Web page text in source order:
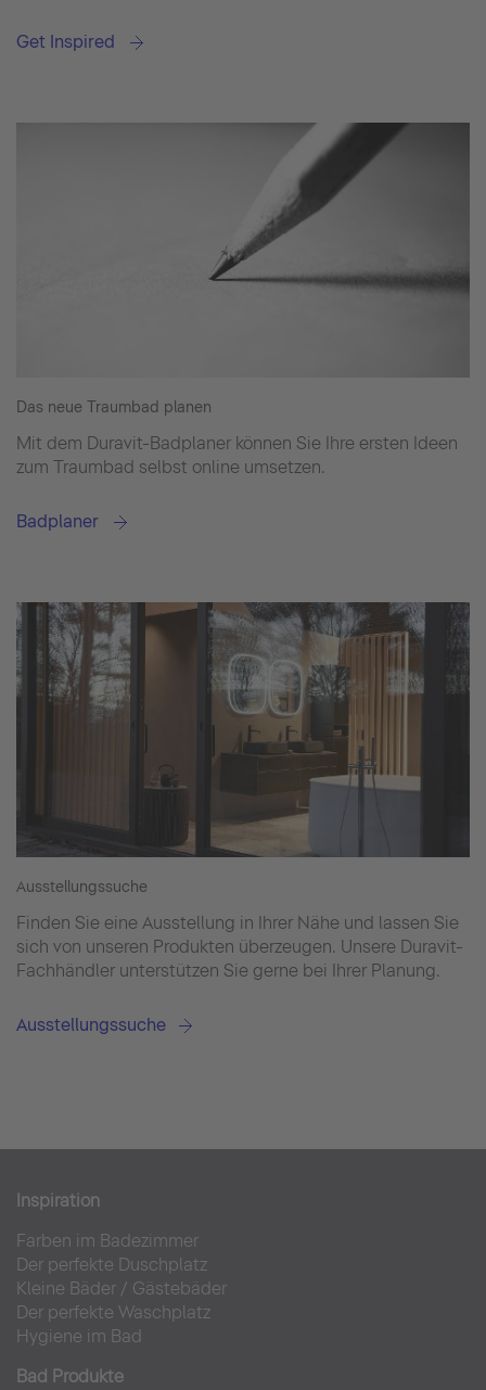
Get Inspired
Das neue Traumbad planen
Mit dem Duravit-Badplaner können Sie Ihre ersten Ideen
zum Traumbad selbst online umsetzen.
Badplaner
Ausstellungssuche
Finden Sie eine Ausstellung in Ihrer Nähe und lassen Sie
sich von unseren Produkten überzeugen. Unsere Duravit-
Fachhändler unterstützen Sie gerne bei Ihrer Planung.
Ausstellungssuche
Inspiration
Farben im Badezimmer
Der perfekte Duschplatz
Kleine Bäder / Gästebäder
Der perfekte Waschplatz
Hygiene im Bad
Bad Produkte